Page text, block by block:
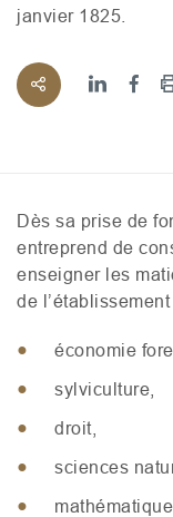
janvier 1825.
Dès sa prise de
entreprend de
enseigner les
de l’établissement
économie
sylviculture,
droit,
sciences